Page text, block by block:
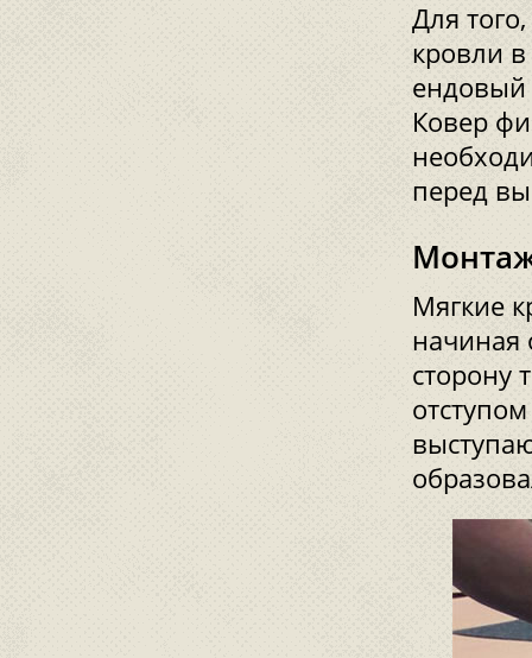
Для
кровли
ендовый
Ковер
перед
Мягкие
начиная
сторону